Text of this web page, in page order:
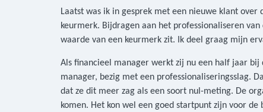
Laatst was ik in gesprek met een nieuwe klant
keurmerk. Bijdragen aan het professionaliseren
waarde van een keurmerk zit. Ik deel graag mijn
Als financieel manager werkt zij nu een half jaar bij
manager, bezig met een professionaliseringsslag.
dat ze dit meer zag als een soort nul-meting. De
komen. Het kon wel een goed startpunt zijn voor de